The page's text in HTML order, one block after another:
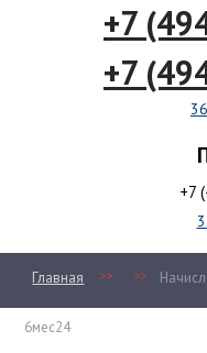
+7
+7
+7
Главная >> >>
6мес24
НОВОСТИ
ПРОДУКЦИЯ